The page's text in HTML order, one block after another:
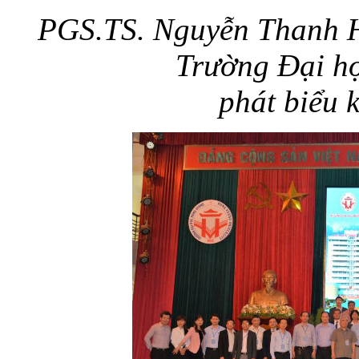
PGS.TS. Nguyễn
Trường Đại
phát biểu